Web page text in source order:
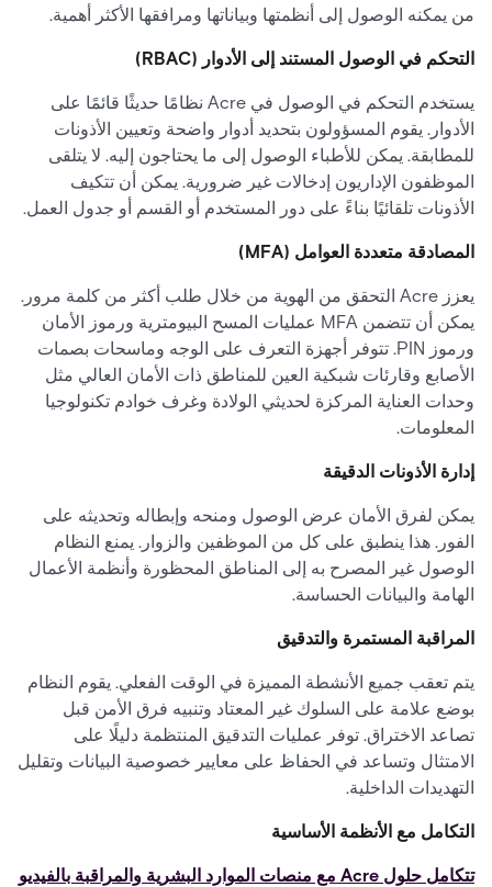
من يمكنه الوصول إلى أنظمتها وبياناتها ومرافقها الأكثر أهمية.
التحكم في الوصول المستند إلى الأدوار (RBAC)
يستخدم التحكم في الوصول في Acre نظامًا حديثًا قائمًا على
الأدوار. يقوم المسؤولون بتحديد أدوار واضحة وتعيين الأذونات
للمطابقة. يمكن للأطباء الوصول إلى ما يحتاجون إليه. لا يتلقى
الموظفون الإداريون إدخالات غير ضرورية. يمكن أن تتكيف
الأذونات تلقائيًا بناءً على دور المستخدم أو القسم أو جدول العمل.
المصادقة متعددة العوامل (MFA)
يعزز Acre التحقق من الهوية من خلال طلب أكثر من كلمة مرور.
يمكن أن تتضمن MFA عمليات المسح البيومترية ورموز الأمان
ورموز PIN. تتوفر أجهزة التعرف على الوجه وماسحات بصمات
الأصابع وقارئات شبكية العين للمناطق ذات الأمان العالي مثل
وحدات العناية المركزة لحديثي الولادة وغرف خوادم تكنولوجيا
المعلومات.
إدارة الأذونات الدقيقة
يمكن لفرق الأمان عرض الوصول ومنحه وإبطاله وتحديثه على
الفور. هذا ينطبق على كل من الموظفين والزوار. يمنع النظام
الوصول غير المصرح به إلى المناطق المحظورة وأنظمة الأعمال
الهامة والبيانات الحساسة.
المراقبة المستمرة والتدقيق
يتم تعقب جميع الأنشطة المميزة في الوقت الفعلي. يقوم النظام
بوضع علامة على السلوك غير المعتاد وتنبيه فرق الأمن قبل
تصاعد الاختراق. توفر عمليات التدقيق المنتظمة دليلًا على
الامتثال وتساعد في الحفاظ على معايير خصوصية البيانات وتقليل
التهديدات الداخلية.
التكامل مع الأنظمة الأساسية
تتكامل حلول Acre مع منصات الموارد البشرية والمراقبة بالفيديو